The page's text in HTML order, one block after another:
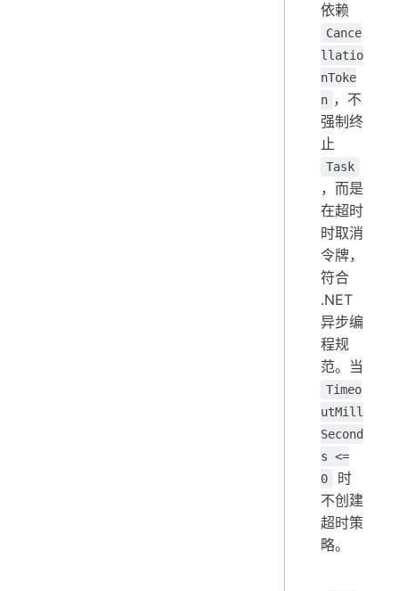
依赖
Cance
llatio
nToke
n ，不
强制终
止
Task
，而是
在超时
时取消
令牌，
符合
.NET
异步编
程规
范。当
Timeo
utMill
Second
s <=
0
时
不创建
超时策
略。